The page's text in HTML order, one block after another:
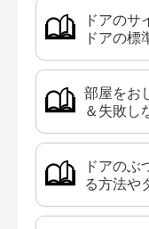
ドアのサ
ドアの標
部屋をお
＆失敗し
ドアの
る方法や